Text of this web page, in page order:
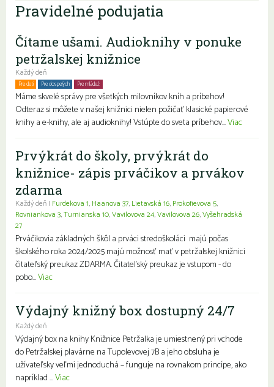
Pravidelné podujatia
Čítame ušami. Audioknihy v ponuke
petržalskej knižnice
Každý deň
Pre deti Pre dospelých Pre mládež
Máme skvelé správy pre všetkých milovníkov kníh a príbehov!
Odteraz si môžete v našej knižnici nielen požičať klasické papierové
knihy a e-knihy, ale aj audioknihy! Vstúpte do sveta príbehov...Viac
Prvýkrát do školy, prvýkrát do
knižnice- zápis prváčikov a prvákov
zdarma
Každý deň | Furdekova 1, Haanova 37, Lietavská 16, Prokofievova 5,
Rovniankova 3,Turnianska 10,Vavilovova 24,Vavilovova 26,Vyšehradská
27
Prváčikovia základných škôl a prváci stredoškoláci majú počas
školského roka 2024/2025 majú možnosť mať v petržalskej knižnici
čitateľský preukaz ZDARMA. Čitateľský preukaz je vstupom - do
pobo...Viac
Výdajný knižný box dostupný 24/7
Každý deň
Výdajný box na knihy Knižnice Petržalka je umiestnený pri vchode
do Petržalskej plavárne na Tupolevovej 7B a jeho obsluha je
užívateľsky veľmi jednoduchá – funguje na rovnakom princípe, ako
napríklad ...Viac